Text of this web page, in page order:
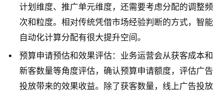
计划维度、推广单元维度，还需要考虑分配的调整频
次和粒度。相对传统凭借市场经验判断的方式，智能
自动化计算分配有很大提升空间。
预算申请预估和效果评估：业务运营会从获客成本和
新客数量等角度评估，确认预算申请额度，评估广告
投放带来的效果收益。除了获客数量，线上广告投放